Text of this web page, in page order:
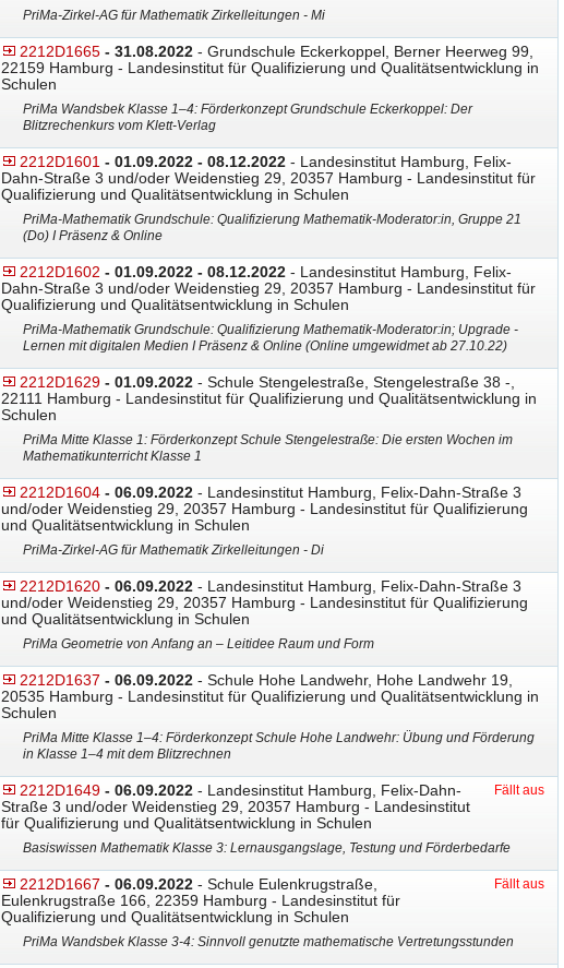
PriMa-Zirkel-AG für Mathematik Zirkelleitungen - Mi
2212D1665 - 31.08.2022- Grundschule Eckerkoppel, Berner Heerweg 99,
22159 Hamburg - Landesinstitut für Qualifizierung und Qualitätsentwicklung in
Schulen
PriMa Wandsbek Klasse 1–4: Förderkonzept Grundschule Eckerkoppel: Der
Blitzrechenkurs vom Klett-Verlag
2212D1601 - 01.09.2022 - 08.12.2022- Landesinstitut Hamburg, Felix-
Dahn-Straße 3 und/oder Weidenstieg 29, 20357 Hamburg - Landesinstitut für
Qualifizierung und Qualitätsentwicklung in Schulen
PriMa-Mathematik Grundschule: Qualifizierung Mathematik-Moderator:in, Gruppe 21
(Do) I Präsenz & Online
2212D1602 - 01.09.2022 - 08.12.2022- Landesinstitut Hamburg, Felix-
Dahn-Straße 3 und/oder Weidenstieg 29, 20357 Hamburg - Landesinstitut für
Qualifizierung und Qualitätsentwicklung in Schulen
PriMa-Mathematik Grundschule: Qualifizierung Mathematik-Moderator:in; Upgrade -
Lernen mit digitalen Medien I Präsenz & Online (Online umgewidmet ab 27.10.22)
2212D1629 - 01.09.2022- Schule Stengelestraße, Stengelestraße 38 -,
22111 Hamburg - Landesinstitut für Qualifizierung und Qualitätsentwicklung in
Schulen
PriMa Mitte Klasse 1: Förderkonzept Schule Stengelestraße: Die ersten Wochen im
Mathematikunterricht Klasse 1
2212D1604 - 06.09.2022- Landesinstitut Hamburg, Felix-Dahn-Straße 3
und/oder Weidenstieg 29, 20357 Hamburg - Landesinstitut für Qualifizierung
und Qualitätsentwicklung in Schulen
PriMa-Zirkel-AG für Mathematik Zirkelleitungen - Di
2212D1620 - 06.09.2022- Landesinstitut Hamburg, Felix-Dahn-Straße 3
und/oder Weidenstieg 29, 20357 Hamburg - Landesinstitut für Qualifizierung
und Qualitätsentwicklung in Schulen
PriMa Geometrie von Anfang an – Leitidee Raum und Form
2212D1637 - 06.09.2022- Schule Hohe Landwehr, Hohe Landwehr 19,
20535 Hamburg - Landesinstitut für Qualifizierung und Qualitätsentwicklung in
Schulen
PriMa Mitte Klasse 1–4: Förderkonzept Schule Hohe Landwehr: Übung und Förderung
in Klasse 1–4 mit dem Blitzrechnen
2212D1649 - 06.09.2022- Landesinstitut Hamburg, Felix-Dahn-
Straße 3 und/oder Weidenstieg 29, 20357 Hamburg - Landesinstitut
für Qualifizierung und Qualitätsentwicklung in Schulen
Fällt aus
Basiswissen Mathematik Klasse 3: Lernausgangslage, Testung und Förderbedarfe
2212D1667 - 06.09.2022- Schule Eulenkrugstraße,
Eulenkrugstraße 166, 22359 Hamburg - Landesinstitut für
Qualifizierung und Qualitätsentwicklung in Schulen
Fällt aus
PriMa Wandsbek Klasse 3-4: Sinnvoll genutzte mathematische Vertretungsstunden